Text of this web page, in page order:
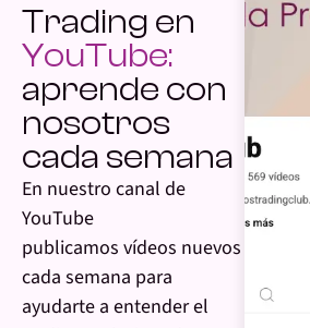
Trading en
YouTube:
aprende con
nosotros
cada semana
En nuestro canal de
YouTube
publicamos vídeos nuevos
cada semana para
ayudarte a entender el